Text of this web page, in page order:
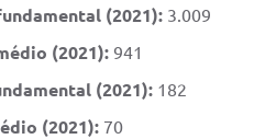
(2021): 3.009
(2021): 941
(2021): 182
(2021): 70